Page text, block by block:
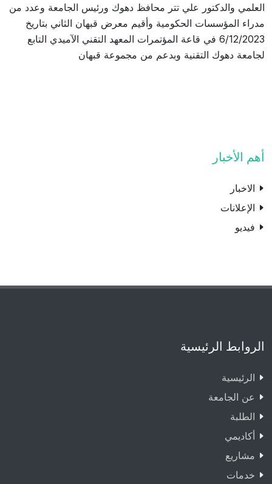
العلمي والدكتور علي تتر محافظ دهوك ورئيس الجامعة وعدد من
مدراء المؤسسات الحكومية وأقيم معرض قبهان الثاني بتاريخ
6/12/2023 في قاعة المؤتمرات المعهد التقني الآميدي التابع
لجامعة دهوك التقنية وبدعم من مجموعة قبهان
أهم الأخبار
الاخبار
الإعلانات
فيديو
الروابط الرئيسية
الرئيسية
عن الجامعة
الطلبة
أكاديمي
مشاريع
خدمات